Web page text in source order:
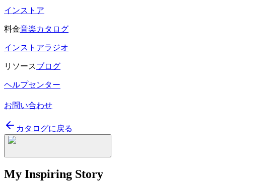
インストア
料金音楽カタログ
インストアラジオ
リソースブログ
ヘルプセンター
お問い合わせ
カタログに戻る
My Inspiring Story